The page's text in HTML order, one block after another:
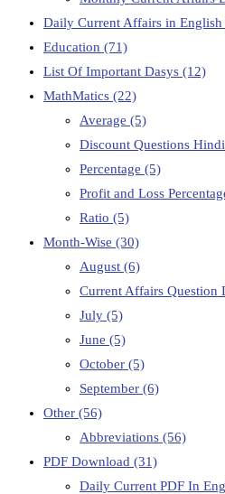
Daily Current Affairs in English
Education (71)
List Of Important Dasys (12)
MathMatics (22)
Average (5)
Discount Questions Hindi
Percentage (5)
Profit and Loss
Ratio (5)
Month-Wise (30)
August (6)
Current Affairs Question
July (5)
June (5)
October (5)
September (6)
Other (56)
Abbreviations (56)
PDF Download (31)
Daily Current PDF In